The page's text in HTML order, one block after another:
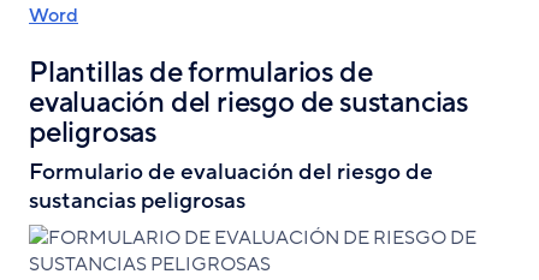
Word
Plantillas de formularios de
evaluación del riesgo de sustancias
peligrosas
Formulario de evaluación del riesgo de
sustancias peligrosas